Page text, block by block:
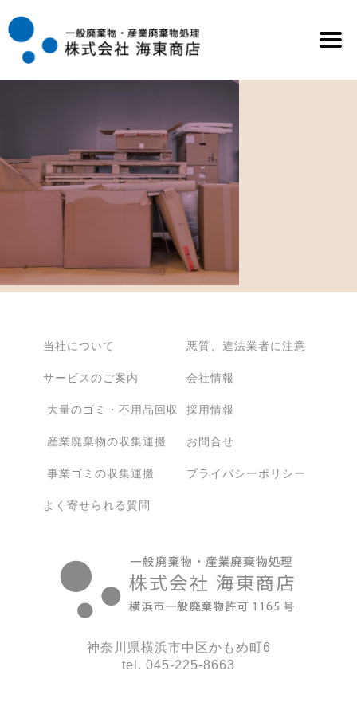
Skip to content
当社について
サービスのご案内
大量のゴミ・不用品回収
産業廃棄物の収集運搬
事業ゴミの収集運搬
よく寄せられる質問
悪質、違法業者に注意
会社情報
採用情報
お問合せ
プライバシーポリシー
神奈川県横浜市中区かもめ町6
tel. 045-225-8663